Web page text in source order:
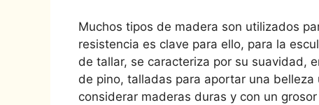
Muchos tipos de madera son utilizados
resistencia es clave para ello, para la
de tallar, se caracteriza por su suavidad,
de pino, talladas para aportar una
considerar maderas duras y con un